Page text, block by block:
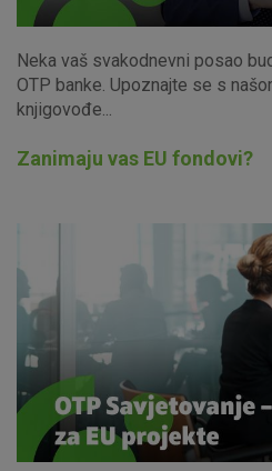
Neka vaš svakodnevni posao
OTP banke. Upoznajte se s
knjigovođe...
Zanimaju vas EU fondovi?